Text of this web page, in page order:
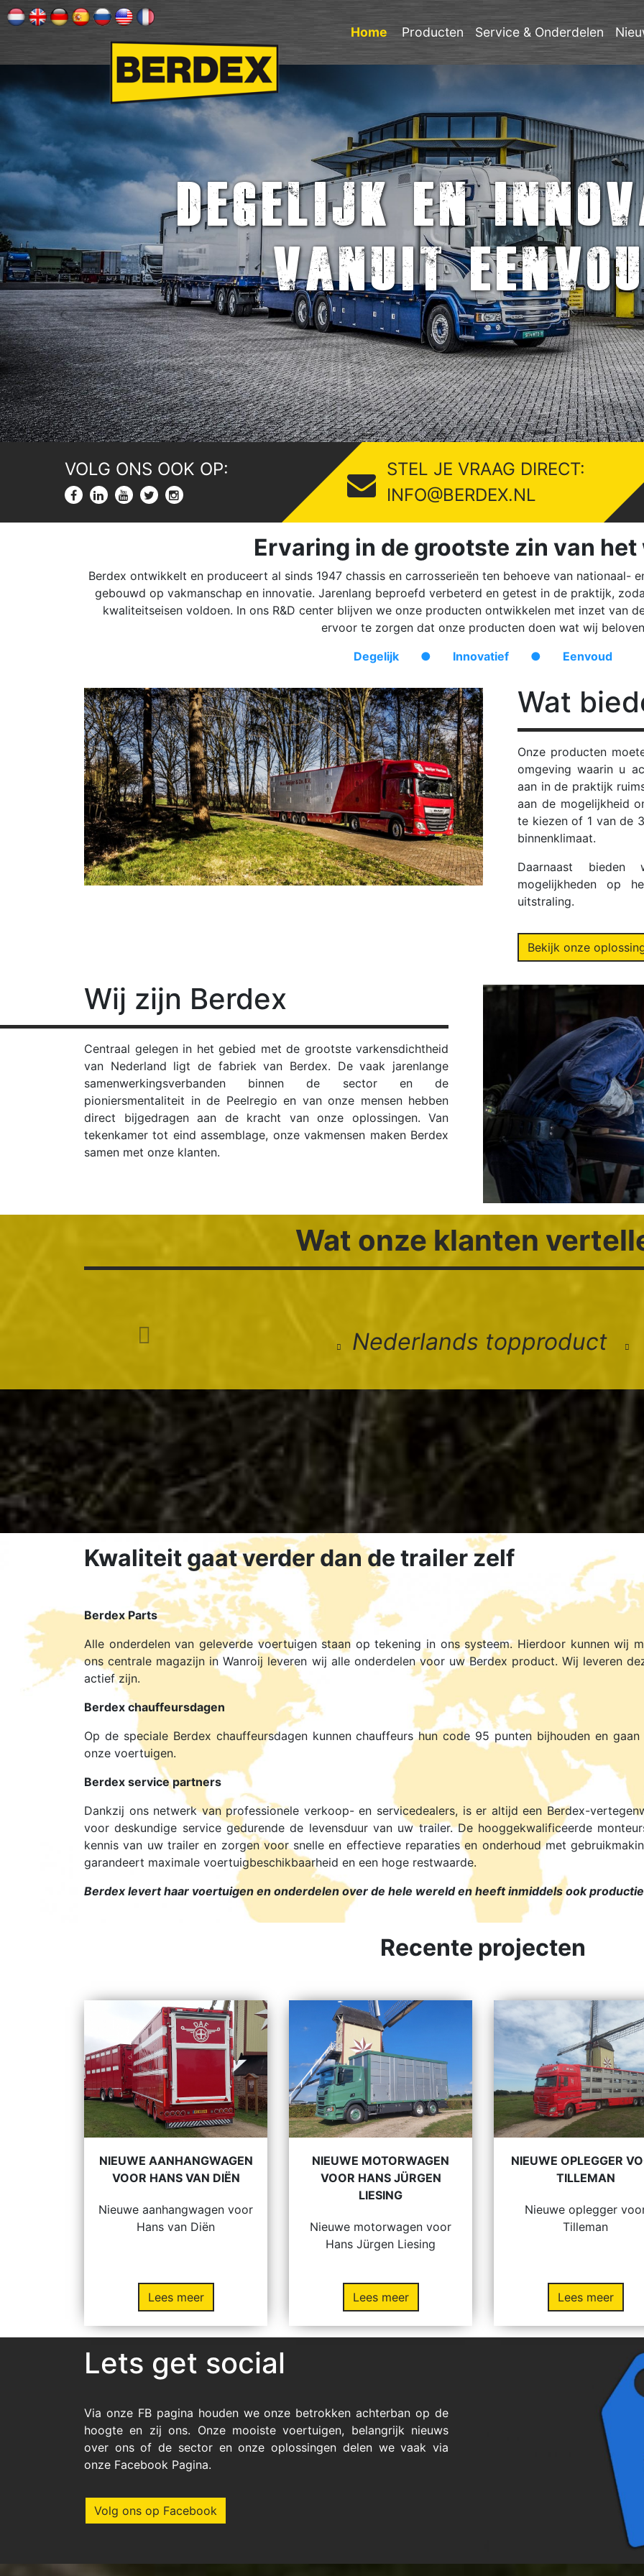
Home Producten Service & Onderdelen
Degelijk en
vanuit
VOLG ONS OOK OP:
STEL JE VRAAG DIRECT:
INFO@BERDEX.NL
Ervaring in de grootste zin van het
Berdex ontwikkelt en produceert al sinds 1947 chassis en carrosserieën ten behoeve van nationaal-
gebouwd op vakmanschap en innovatie. Jarenlang beproefd verbeterd en getest in de praktijk,
kwaliteitseisen voldoen. In ons R&D center blijven we onze producten ontwikkelen met inzet van
ervoor te zorgen dat onze producten doen wat wij beloven
Degelijk
● Innovatief ● Eenvoud
Wat
Onze producten
omgeving waarin u
aan in de praktijk
aan de mogelijkheid
te kiezen of 1 van de
binnenklimaat.
Daarnaast bieden
mogelijkheden op
uitstraling.
Bekijk onze
Wij zijn Berdex
Centraal gelegen in het gebied met de grootste varkensdichtheid
van Nederland ligt de fabriek van Berdex. De vaak jarenlange
samenwerkingsverbanden binnen de sector en de
pioniersmentaliteit in de Peelregio en van onze mensen hebben
direct bijgedragen aan de kracht van onze oplossingen. Van
tekenkamer tot eind assemblage, onze vakmensen maken Berdex
samen met onze klanten.
Wat onze klanten
Goed en degelijk. Één van de betere
Previous
Kwaliteit gaat verder dan de trailer zelf
Berdex Parts
Alle onderdelen van geleverde voertuigen staan op tekening in ons systeem. Hierdoor kunnen wij
ons centrale magazijn in Wanroij leveren wij alle onderdelen voor uw Berdex product. Wij leveren
actief zijn.
Berdex chauffeursdagen
Op de speciale Berdex chauffeursdagen kunnen chauffeurs hun code 95 punten bijhouden en
onze voertuigen.
Berdex service partners
Dankzij ons netwerk van professionele verkoop- en servicedealers, is er altijd een Berdex-
voor deskundige service gedurende de levensduur van uw trailer. De hooggekwalificeerde
kennis van uw trailer en zorgen voor snelle en effectieve reparaties en onderhoud met
garandeert maximale voertuigbeschikbaarheid en een hoge restwaarde.
Berdex levert haar voertuigen en onderdelen over de hele wereld en heeft inmiddels ook
Recente projecten
NIEUWE AANHANGWAGEN
VOOR HANS VAN DIËN
Nieuwe aanhangwagen voor
Hans van Diën
Lees meer
NIEUWE MOTORWAGEN
VOOR HANS JÜRGEN
LIESING
Nieuwe motorwagen voor
Hans Jürgen Liesing
Lees meer
NIEUWE OPLEGGER
TILLEMAN
Nieuwe oplegger
Tilleman
Lees meer
Lets get social
Via onze FB pagina houden we onze betrokken achterban op de
hoogte en zij ons. Onze mooiste voertuigen, belangrijk nieuws
over ons of de sector en onze oplossingen delen we vaak via
onze Facebook Pagina.
Volg ons op Facebook